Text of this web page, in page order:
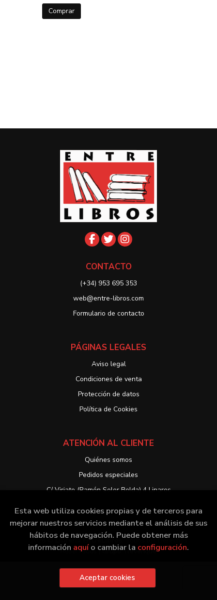
Comprar
CONTACTO
(+34) 953 695 353
web@entre-libros.com
Formulario de contacto
PÁGINAS LEGALES
Aviso legal
Condiciones de venta
Protección de datos
Política de Cookies
ATENCIÓN AL CLIENTE
Quiénes somos
Pedidos especiales
C/ Viriato (Ramón Soler Belda) 4 Linares
2026 ©Librería EntreLibros . Todos los Derechos
Reservados |Grupo Trevenque
Esta web utiliza cookies propias y de terceros para
mejorar nuestros servicios mediante el análisis de sus
hábitos de navegación. Puede obtener más
información aquío cambiar la configuración.
Aceptar cookies